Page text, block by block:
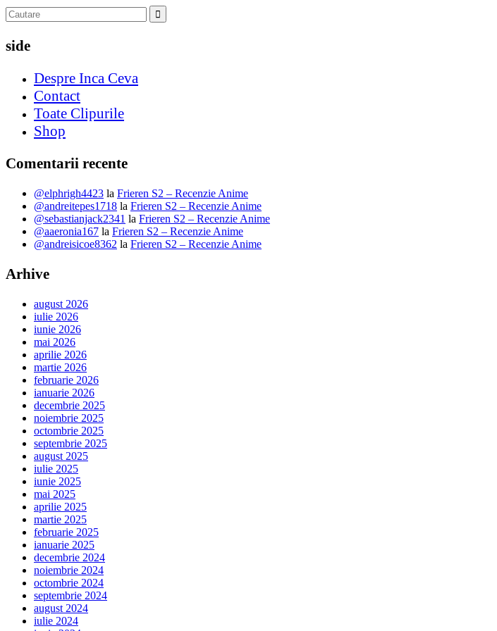
side
Despre Inca Ceva
Contact
Toate Clipurile
Shop
Comentarii recente
@elphrigh4423 la Frieren S2 – Recenzie Anime
@andreitepes1718 la Frieren S2 – Recenzie Anime
@sebastianjack2341 la Frieren S2 – Recenzie Anime
@aaeronia167 la Frieren S2 – Recenzie Anime
@andreisicoe8362 la Frieren S2 – Recenzie Anime
Arhive
august 2026
iulie 2026
iunie 2026
mai 2026
aprilie 2026
martie 2026
februarie 2026
ianuarie 2026
decembrie 2025
noiembrie 2025
octombrie 2025
septembrie 2025
august 2025
iulie 2025
iunie 2025
mai 2025
aprilie 2025
martie 2025
februarie 2025
ianuarie 2025
decembrie 2024
noiembrie 2024
octombrie 2024
septembrie 2024
august 2024
iulie 2024